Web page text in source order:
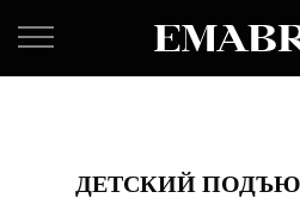
ДЕТСКИЙ